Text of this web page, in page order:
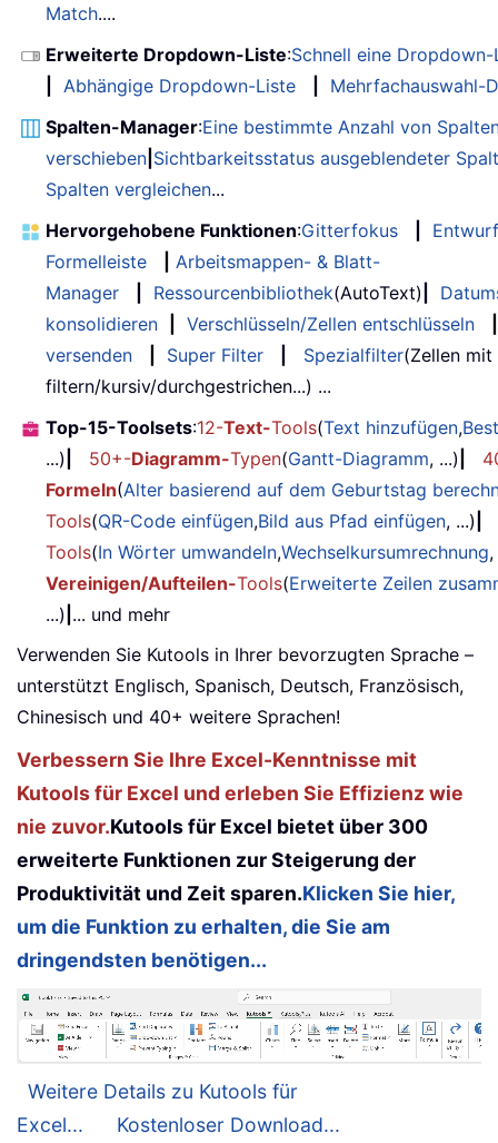
Match....
Erweiterte Dropdown-Liste:Schnell eine
Abhängige Dropdown-Liste
Mehrfachauswahl-
Spalten-Manager:Eine bestimmte Anzahl von
verschieben Sichtbarkeitsstatus ausgeblendeter
Spalten vergleichen...
Hervorgehobene Funktionen:Gitterfokus
Entwurf
Formelleiste
Arbeitsmappen- & Blatt-
Manager
Ressourcenbibliothek(AutoText)
konsolidieren
Verschlüsseln/Zellen entschlüsseln
versenden
Super Filter Spezialfilter(Zellen
filtern/kursiv/durchgestrichen...) ...
Top-15-Toolsets:12-Text-Tools(Text hinzufügen,
...)
50+-Diagramm-Typen(Gantt-Diagramm, ...)
Formeln(Alter basierend auf dem Geburtstag
Tools(QR-Code einfügen,Bild aus Pfad einfügen, ...)
Tools(In Wörter umwandeln,Wechselkursumrechnung
Vereinigen/Aufteilen-Tools(Erweiterte Zeilen
...) ... und mehr
Verwenden Sie Kutools in Ihrer bevorzugten Sprache –
unterstützt Englisch, Spanisch, Deutsch, Französisch,
Chinesisch und 40+ weitere Sprachen!
Verbessern Sie Ihre Excel-Kenntnisse mit
Kutools für Excel und erleben Sie Effizienz wie
nie zuvor.Kutools für Excel bietet über 300
erweiterte Funktionen zur Steigerung der
Produktivität und Zeit sparen.Klicken Sie hier,
um die Funktion zu erhalten, die Sie am
dringendsten benötigen...
Weitere Details zu Kutools für
Excel...
Kostenloser Download...